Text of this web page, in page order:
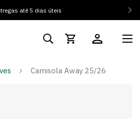
até 5 dias úteis
Camisola Away 25/26